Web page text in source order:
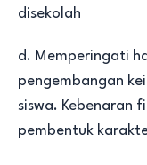
disekolah
d. Memperingati
pengembangan
siswa. Kebenaran
pembentuk